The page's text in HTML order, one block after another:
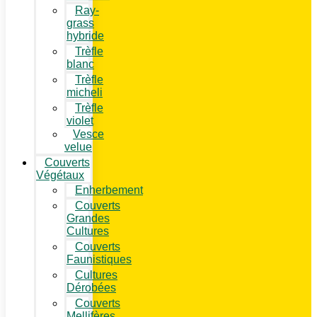
Ray-
grass
hybride
Trèfle
blanc
Trèfle
micheli
Trèfle
violet
Vesce
velue
Couverts
Végétaux
Enherbement
Couverts
Grandes
Cultures
Couverts
Faunistiques
Cultures
Dérobées
Couverts